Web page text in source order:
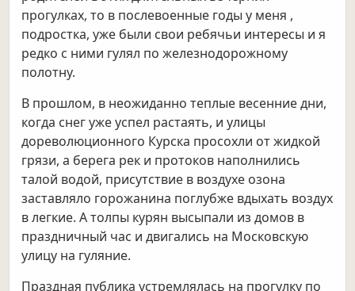
прогулках, то в послевоенные годы у меня ,
подростка, уже были свои ребячьи интересы и я
редко с ними гулял по железнодорожному
полотну.
В прошлом, в неожиданно теплые весенние дни,
когда снег уже успел растаять, и улицы
дореволюционного Курска просохли от жидкой
грязи, а берега рек и протоков наполнились
талой водой, присутствие в воздухе озона
заставляло горожанина поглубже вдыхать воздух
в легкие. А толпы курян высыпали из домов в
праздничный час и двигались на Московскую
улицу на гуляние.
Праздная публика устремлялась на прогулку по